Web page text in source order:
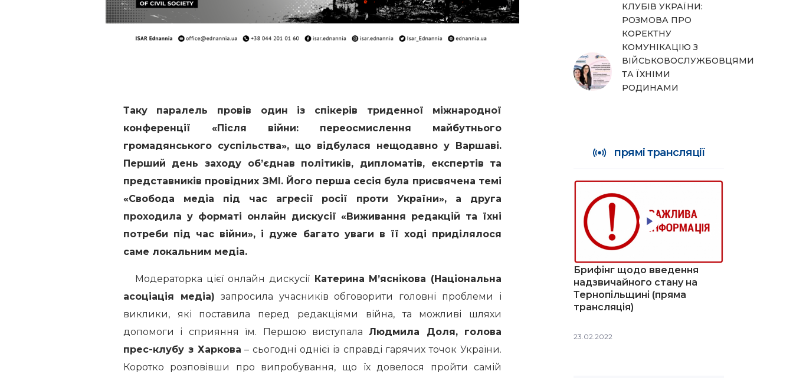
Таку паралель провів один із спікерів триденної міжнародної
конференції «Після війни: переосмислення майбутнього
громадянського суспільства», що відбулася нещодавно у Варшаві.
Перший день заходу об’єднав політиків, дипломатів, експертів та
представників провідних ЗМІ. Його перша сесія була присвячена темі
«Свобода медіа під час агресії росії проти України», а друга
проходила у форматі онлайн дискусії «Виживання редакцій та їхні
потреби під час війни», і дуже багато уваги в її ході приділялося
саме локальним медіа.
Модераторка цієї онлайн дискусіїКатерина М’яснікова (Національна
асоціація медіа) запросила учасників обговорити головні проблеми і
виклики, які поставила перед редакціями війна, та можливі шляхи
допомоги і сприяння їм. Першою виступалаЛюдмила Доля, голова
прес-клубу з Харкова – сьогодні однієї із справді гарячих точок України.
Коротко розповівши про випробування, що їх довелося пройти самій
КЛУБІВ УКРАЇНИ:
РОЗМОВА ПРО
КОРЕКТНУ
КОМУНІКАЦІЮ З
ВІЙСЬКОВОСЛУЖБОВЦЯМИ
ТА ЇХНІМИ
РОДИНАМИ
прямі трансляції
Брифінг щодо введення
надзвичайного стану на
Тернопільщині (пряма
трансляція)
23.02.2022